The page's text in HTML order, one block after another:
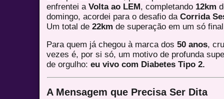
enfrentei aVolta ao LEM, completando 12km
domingo, acordei para o desafio daCorrida
Um total de22km de superação em um só
Para quem já chegou à marca dos50 anos,
vezes é, por si só, um motivo de profunda
de orgulho:eu vivo com Diabetes Tipo 2.
A Mensagem que Precisa Ser Dita